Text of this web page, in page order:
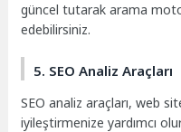
güncel tutarak arama
edebilirsiniz.
5. SEO Analiz Araçları
SEO analiz araçları, web
iyileştirmenize yardımcı